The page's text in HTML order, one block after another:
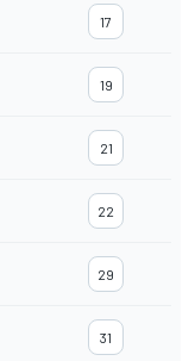
17
19
21
22
29
31